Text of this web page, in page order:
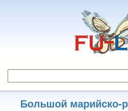
Большой марийско-